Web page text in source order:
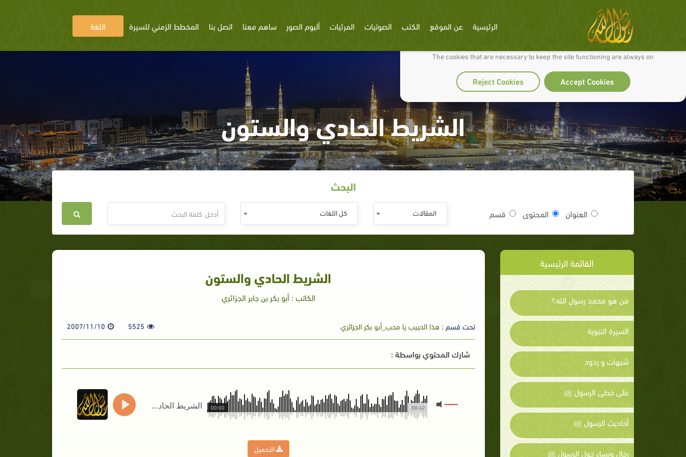
We use cookies to make our site work well for you and so we can continually improve it.
The cookies that are necessary to keep the site functioning are always on
Accept Cookies
Reject Cookies
الرئيسية عن الموقع الكتب الصوتيات المرئيات ألبوم الصور ساهم معنا اتصل بنا المخطط الزمني للسيرة اللغة
الشريط الحادي والستون
البحث
العنوان المحتوى قسم المقالات كل اللغات
القائمة الرئيسية
من هو محمد رسول الله؟
السيرة النبوية
شبهات و ردود
على خطى الرسول ﷺ
أحاديث الرسول ﷺ
رجال ونساء حول الرسول ﷺ
الشريط الحادي والستون
الكاتب : أبو بكر بن جابر الجزائري
تحت قسم :هذا الحبيب يا محب_أبو بكر الجزائري 5525
2007/11/10
شارك المحتوي بواسطة :
الشريط الحادي والستون 88:42
00:00
التحميل